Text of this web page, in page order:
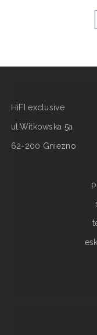
HiFI exclusive
ul.Witkowska 5a
62-200 Gniezno